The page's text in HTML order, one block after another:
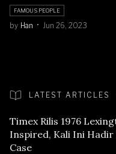
FAMOUS PEOPLE
by Han Jun 26, 2023
LATEST ARTICLES
Timex Rilis 1976
Inspired, Kali Ini Hadir
Case